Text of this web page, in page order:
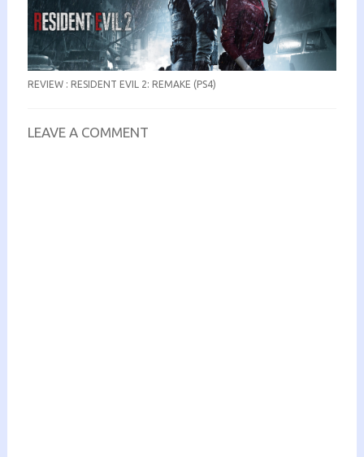
REVIEW : RESIDENT EVIL 2: REMAKE (PS4)
LEAVE A COMMENT